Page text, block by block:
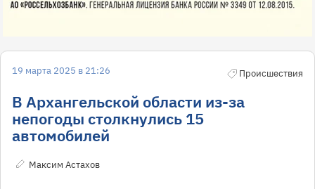
19 марта 2025 в 21:26 Происшествия
В Архангельской области из-за
непогоды столкнулись 15
автомобилей
Максим Астахов